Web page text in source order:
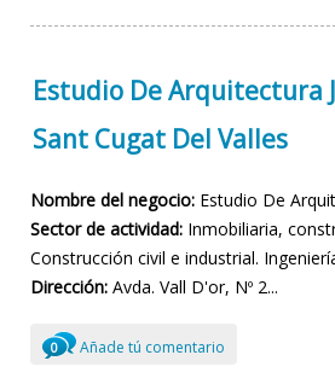
Estudio De Arquitectura
Sant Cugat Del Valles
Nombre del negocio: Estudio De
Sector de actividad: Inmobiliaria,
Construcción civil e industrial.
Dirección: Avda. Vall D'or, Nº 2...
0 Añade tú comentario